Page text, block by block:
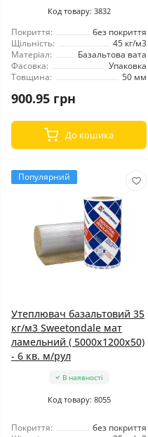
Код товару: 3832
Покриття:
без покриття
Щільність:
45 кг/м3
Матеріал:
Базальтова вата
Фасовка:
Упаковка
Товщина:
50 мм
900.95 грн
До кошика
Популярний
Утеплювач базальтовий 35
кг/м3 Sweetondale мат
ламельний ( 5000x1200x50)
- 6 кв. м/рул
В наявності
Код товару: 8055
Покриття:
без покриття